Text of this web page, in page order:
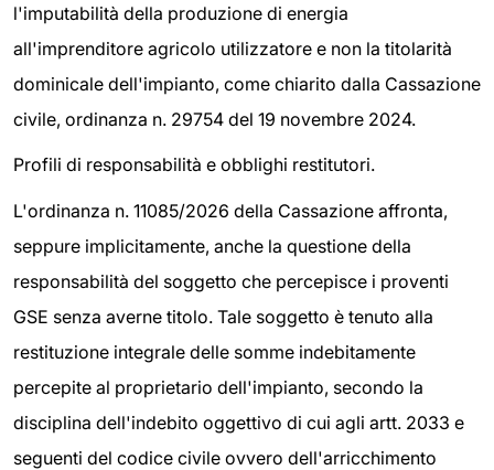
l'imputabilità della produzione di energia
all'imprenditore agricolo utilizzatore e non la titolarità
dominicale dell'impianto, come chiarito dalla Cassazione
civile, ordinanza n. 29754 del 19 novembre 2024.
Profili di responsabilità e obblighi restitutori.
L'ordinanza n. 11085/2026 della Cassazione affronta,
seppure implicitamente, anche la questione della
responsabilità del soggetto che percepisce i proventi
GSE senza averne titolo. Tale soggetto è tenuto alla
restituzione integrale delle somme indebitamente
percepite al proprietario dell'impianto, secondo la
disciplina dell'indebito oggettivo di cui agli artt. 2033 e
seguenti del codice civile ovvero dell'arricchimento